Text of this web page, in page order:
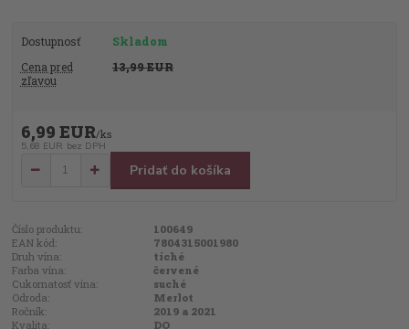
Dostupnosť
Skladom
Cena pred
zľavou
13,99 EUR
6,99 EUR/ks
5,68 EUR bez DPH
Pridať do košíka
Číslo produktu:
100649
EAN kód:
7804315001980
Druh vína:
tiché
Farba vína:
červené
Cukornatosť vína:
suché
Odroda:
Merlot
Ročník:
2019 a 2021
Kvalita:
DO